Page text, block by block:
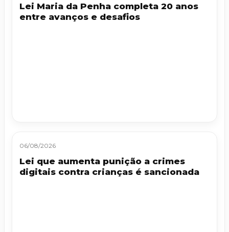
Lei Maria da Penha completa 20 anos
entre avanços e desafios
06/08/2026
Lei que aumenta punição a crimes
digitais contra crianças é sancionada